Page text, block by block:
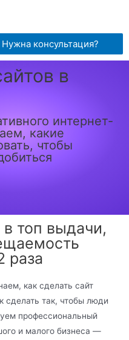
Нужна консультация?
в
интернет-
какие
чтобы
топ выдачи,
раза
как сделать сайт
сделать так, чтобы люди
профессиональный
и малого бизнеса —